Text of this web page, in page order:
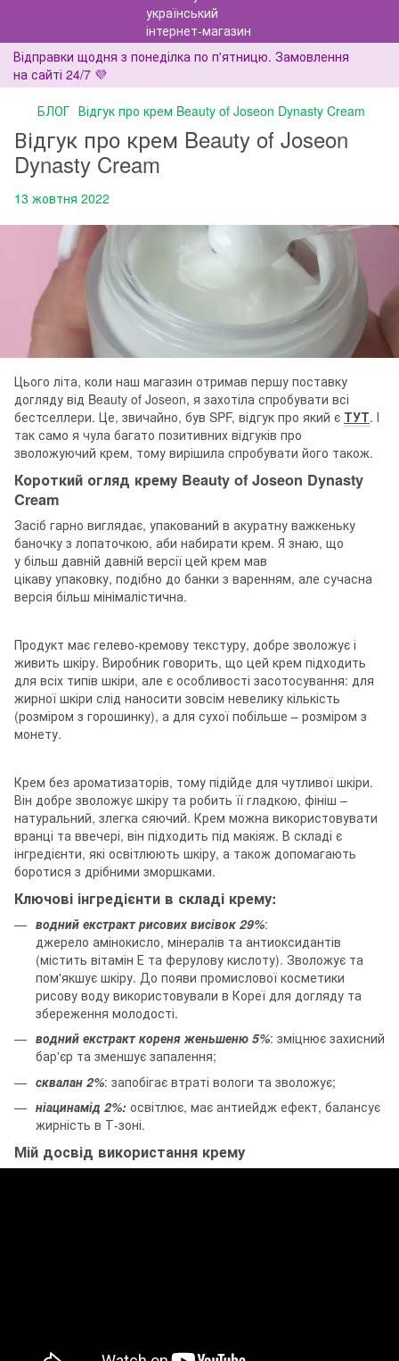
Відправки щодня з понеділка по п'ятницю. Замовлення
на сайті 24/7 💜
БЛОГ Відгук про крем Beauty of Joseon Dynasty Cream
Відгук про крем Beauty of Joseon
Dynasty Cream
13 жовтня 2022
Цього літа, коли наш магазин отримав першу поставку
догляду від Beauty of Joseon, я захотіла спробувати всі
бестселлери. Це, звичайно, був SPF, відгук про який є ТУТ. І
так само я чула багато позитивних відгуків про
зволожуючий крем, тому вирішила спробувати його також.
Короткий огляд крему Beauty of Joseon Dynasty
Cream
Засіб гарно виглядає, упакований в акуратну важкеньку
баночку з лопаточкою, аби набирати крем. Я знаю, що
у більш давній давній версії цей крем мав
цікаву упаковку, подібно до банки з варенням, але сучасна
версія більш мінімалістична.
Продукт має гелево-кремову текстуру, добре зволожує і
живить шкіру. Виробник говорить, що цей крем підходить
для всіх типів шкіри, але є особливості засотосування: для
жирної шкіри слід наносити зовсім невелику кількість
(розміром з горошинку), а для сухої побільше – розміром з
монету.
Крем без ароматизаторів, тому підійде для чутливої шкіри.
Він добре зволожує шкіру та робить її гладкою, фініш –
натуральний, злегка сяючий. Крем можна використовувати
вранці та ввечері, він підходить під макіяж. В складі є
інгредієнти, які освітлюють шкіру, а також допомагають
боротися з дрібними зморшками.
Ключові інгредієнти в складі крему:
водний екстракт рисових висівок 29%:
джерело амінокисло, мінералів та антиоксидантів
(містить вітамін Е та ферулову кислоту). Зволожує та
пом'якшує шкіру. До появи промислової косметики
рисову воду використовували в Кореї для догляду та
збереження молодості.
водний екстракт кореня женьшеню 5%: зміцнює захисний
бар'єр та зменшує запалення;
сквалан 2%: запобігає втраті вологи та зволожує;
ніацинамід 2%: освітлює, має антиейдж ефект, балансує
жирність в Т-зоні.
Мій досвід використання крему